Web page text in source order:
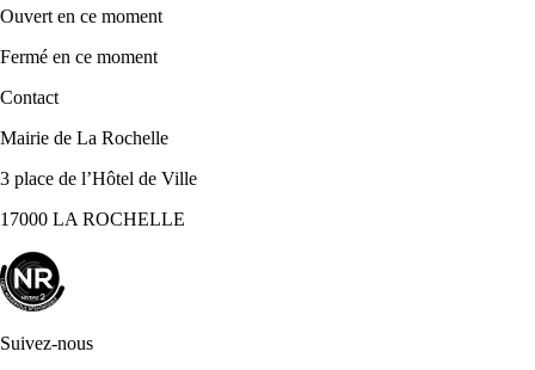
Ouvert en ce moment
Fermé en ce moment
Contact
Mairie de La Rochelle
3 place de l’Hôtel de Ville
17000 LA ROCHELLE
Suivez-nous